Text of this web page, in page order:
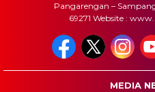
Pangarengan –
69271 Website :
MEDIA